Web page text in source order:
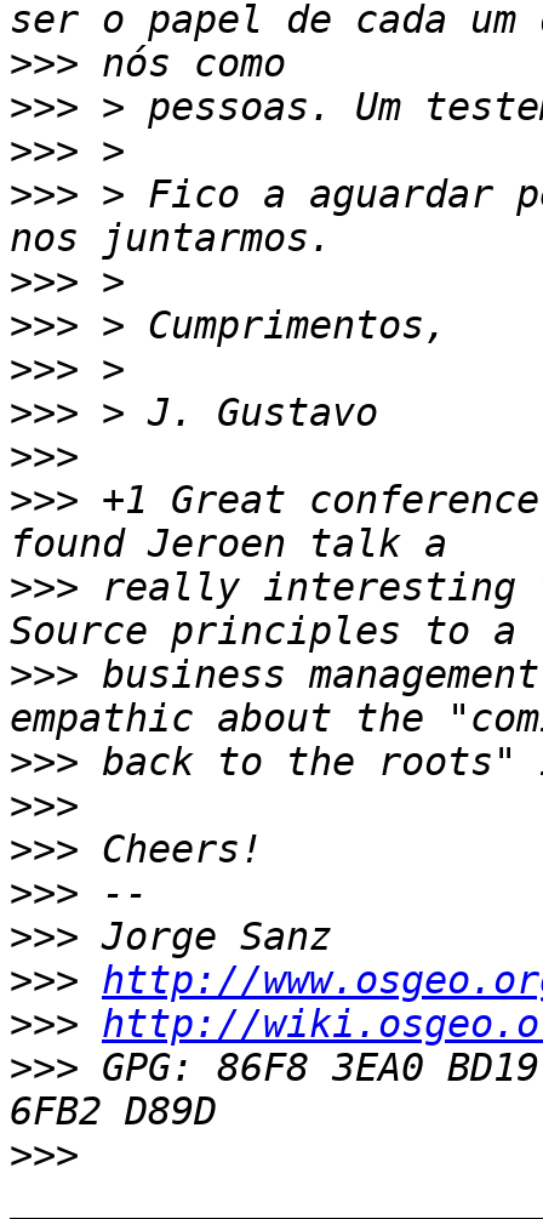
>>>
>>>
>>>
>>> > Fico a aguardar
>>>
>>>
>>>
>>>
>>>
>>> +1 Great
>>> really interesting
>>> business
>>>
>>>
>>>
>>>
>>>
>>> http://
>>> http://
>>> GPG: 86F8 3EA0
>>>